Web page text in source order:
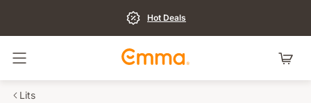
Hot Deals
Basculer la navigation
Lits